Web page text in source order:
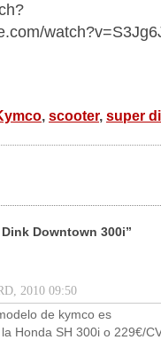
, scooter, super
Downtown 300i”
2010 09:50
de kymco es
Honda SH 300i o 229€/